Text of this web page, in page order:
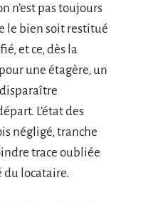
n’est pas toujours
le bien soit restitué
et ce, dès la
une étagère, un
L’état des
négligé, tranche
trace oubliée
du locataire.